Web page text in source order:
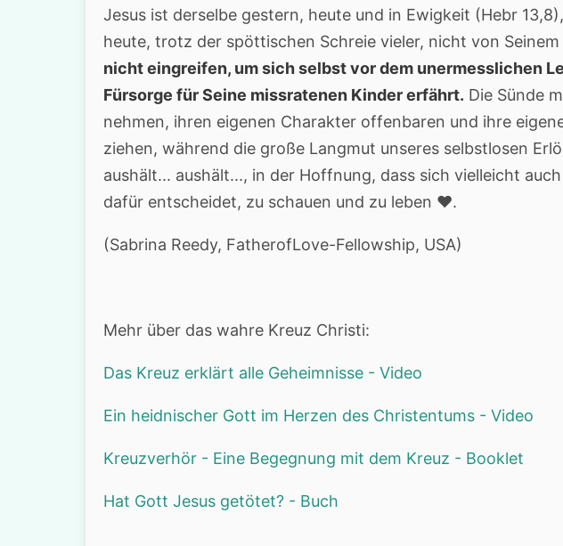
Jesus ist derselbe gestern, heute und in Ewigkeit (Hebr
heute, trotz der spöttischen Schreie vieler, nicht von
nicht eingreifen, um sich selbst vor dem unermesslichen
Fürsorge für Seine missratenen Kinder erfährt. Die Sünde
nehmen, ihren eigenen Charakter offenbaren und ihre
ziehen, während die große Langmut unseres selbstlosen
aushält... aushält..., in der Hoffnung, dass sich vielleicht
dafür entscheidet, zu schauen und zu leben ♥️.
(Sabrina Reedy, FatherofLove-Fellowship, USA)
Mehr über das wahre Kreuz Christi:
Das Kreuz erklärt alle Geheimnisse - Video
Ein heidnischer Gott im Herzen des Christentums - Video
Kreuzverhör - Eine Begegnung mit dem Kreuz - Booklet
Hat Gott Jesus getötet? - Buch